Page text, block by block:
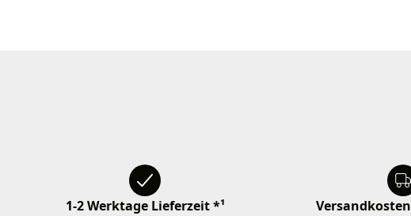
1-2 Werktage Lieferzeit *¹